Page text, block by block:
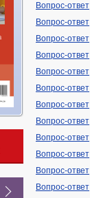
Вопрос-ответ
Вопрос-ответ
Вопрос-ответ
Вопрос-ответ
Вопрос-ответ
Вопрос-ответ
Вопрос-ответ
Вопрос-ответ
Вопрос-ответ
Вопрос-ответ
Вопрос-ответ
Вопрос-ответ